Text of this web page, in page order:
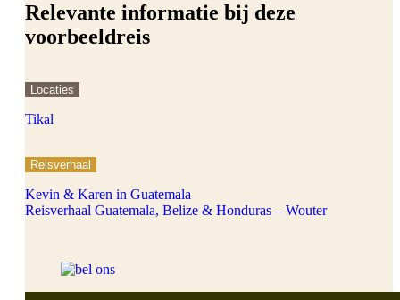
Relevante informatie bij deze
voorbeeldreis
Locaties
Tikal
Reisverhaal
Kevin & Karen in Guatemala
Reisverhaal Guatemala, Belize & Honduras – Wouter